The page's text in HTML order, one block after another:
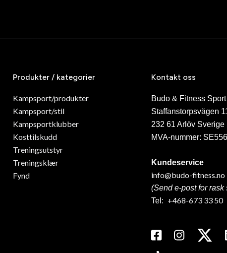
Produkter / kategorier
Kampsport/produkter
Kampsport/stil
Kampsportklubber
Kosttilskudd
Treningsutstyr
Treningsklær
Fynd
Kontakt oss
Budo & Fitness Sport
Staffanstorpsvägen
232 61 Arlöv Sverige
MVA-nummer:
Kundeservice
info@budo-fitness.no
(Send e-post for rask
Tel: +468-673 33 50